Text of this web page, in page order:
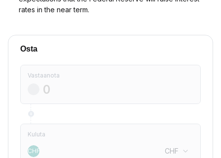
rates in the near term.
Osta
Vastaanota
Kuluta
CHF CHF